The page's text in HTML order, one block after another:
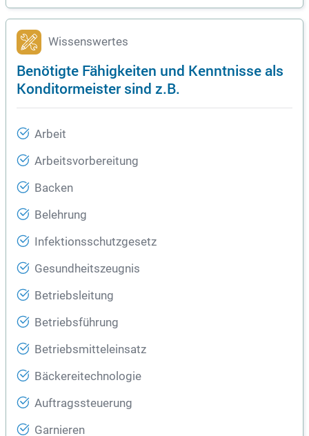
Wissenswertes
Benötigte Fähigkeiten und Kenntnisse als
Konditormeister sind z.B.
Arbeit
Arbeitsvorbereitung
Backen
Belehrung
Infektionsschutzgesetz
Gesundheitszeugnis
Betriebsleitung
Betriebsführung
Betriebsmitteleinsatz
Bäckereitechnologie
Auftragssteuerung
Garnieren